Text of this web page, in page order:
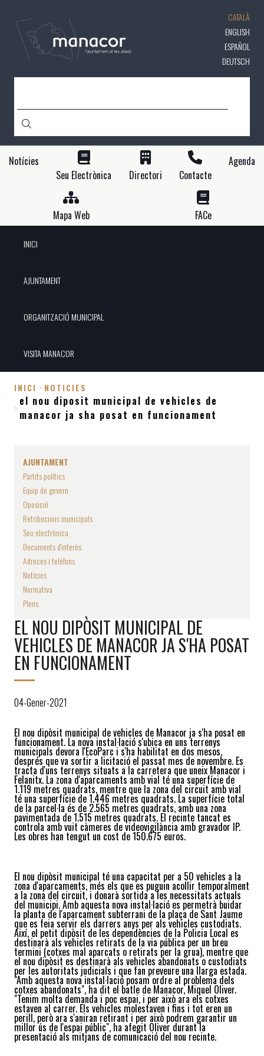
contingut
CATALÀ
ENGLISH
ESPAÑOL
DEUTSCH
Notícies
Seu Electrònica
Directori Contacte
Agenda
Mapa Web FACe
INICI
AJUNTAMENT
ORGANITZACIÓ MUNICIPAL
VISITA MANACOR
Fil
d'Ariadna
INICI NOTICIES
el nou diposit municipal de vehicles de
manacor ja sha posat en funcionament
AJUNTAMENT
Partits polítics
Equip de govern
Oposició
Retribucions municipals
Seu electrònica
Documents d'interès
Adreces i telèfons
Notícies
Normativa
Plens
EL NOU DIPÒSIT MUNICIPAL DE
VEHICLES DE MANACOR JA S'HA POSAT
EN FUNCIONAMENT
04-Gener-2021
El nou dipòsit municipal de vehicles de Manacor ja s'ha posat en
funcionament. La nova instal·lació s'ubica en uns terrenys
municipals devora l'EcoParc i s'ha habilitat en dos mesos,
després que va sortir a licitació el passat mes de novembre. Es
tracta d'uns terrenys situats a la carretera que uneix Manacor i
Felanitx. La zona d'aparcaments amb vial té una superfície de
1.119 metres quadrats, mentre que la zona del circuit amb vial
té una superfície de 1.446 metres quadrats. La superfície total
de la parcel·la és de 2.565 metres quadrats, amb una zona
pavimentada de 1.515 metres quadrats. El recinte tancat es
controla amb vuit càmeres de videovigilància amb gravador IP.
Les obres han tengut un cost de 150.675 euros.
El nou dipòsit municipal té una capacitat per a 50 vehicles a la
zona d'aparcaments, més els que es puguin acollir temporalment
a la zona del circuit, i donarà sortida a les necessitats actuals
del municipi. Amb aquesta nova instal·lació es permetrà buidar
la planta de l'aparcament subterrani de la plaça de Sant Jaume
que es feia servir els darrers anys per als vehicles custodiats.
Així, el petit dipòsit de les dependències de la Policia Local es
destinarà als vehicles retirats de la via pública per un breu
termini (cotxes mal aparcats o retirats per la grua), mentre que
el nou dipòsit es destinarà als vehicles abandonats o custodiats
per les autoritats judicials i que fan preveure una llarga estada.
"Amb aquesta nova instal·lació posam ordre al problema dels
cotxes abandonats", ha dit el batle de Manacor, Miquel Oliver.
"Tenim molta demanda i poc espai, i per això ara els cotxes
estaven al carrer. Els vehicles molestaven i fins i tot eren un
perill, però ara s'aniran retirant i per això podrem garantir un
millor ús de l'espai públic", ha afegit Oliver durant la
presentació als mitjans de comunicació del nou recinte.